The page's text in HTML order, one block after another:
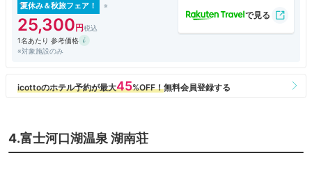
夏休み＆秋旅フェア！
25,300
1名あたり 参考価格
※対象施設のみ
4.富士河口湖温泉 湖南荘